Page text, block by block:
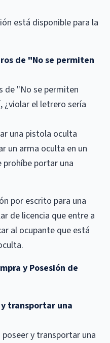
está disponible para la
de "No se permiten
de "No se permiten
¿violar el letrero sería
una pistola oculta
un arma oculta en un
portar una
por escrito para una
de licencia que entre a
al ocupante que está
y Posesión de
transportar una
poseer y transportar una